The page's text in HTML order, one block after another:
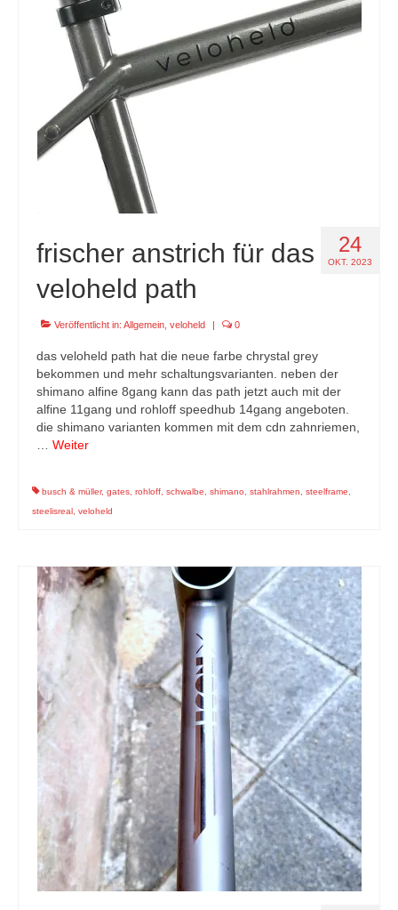
24
OKT. 2023
frischer anstrich für das
veloheld path
Veröffentlicht in: Allgemein veloheld | 0
das veloheld path hat die neue farbe chrystal grey
bekommen und mehr schaltungsvarianten. neben der
shimano alfine 8gang kann das path jetzt auch mit der
alfine 11gang und rohloff speedhub 14gang angeboten.
die shimano varianten kommen mit dem cdn zahnriemen,
Weiter
busch & müller, gates rohloff schwalbe shimano stahlrahmen steelframe
steelisreal veloheld